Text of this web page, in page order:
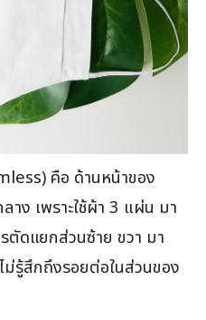
คือ ด้านหน้าของ
าง เพราะใช้ผ้า 3 แผ่น มา
ตัดแยกส่วนซ้าย ขวา มา
ม่รู้สึกถึงรอยต่อในส่วนของ